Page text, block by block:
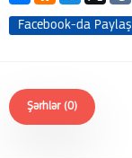
Facebook-da Paylaş
Şərhlər (0)